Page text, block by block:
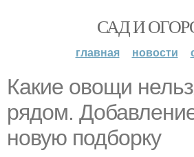
САД И
главная новости
Какие овощи
рядом.
новую подборку